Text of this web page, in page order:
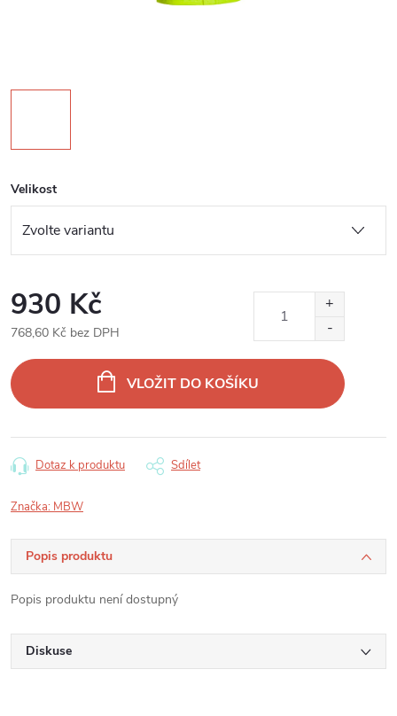
Velikost
930 Kč
768,60 Kč bez DPH
cena:
VLOŽIT DO KOŠÍKU
Dotaz k produktu Sdílet
Značka: MBW
Popis produktu
Popis produktu není dostupný
Diskuse